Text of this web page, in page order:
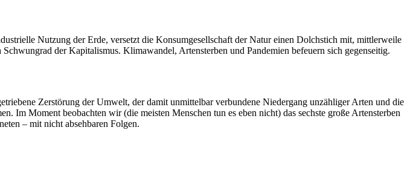
Nutzung der Erde, versetzt die Konsumgesellschaft der Natur einen Dolchstich mit, mittlerweile
der Kapitalismus. Klimawandel, Artensterben und Pandemien befeuern sich gegenseitig.
Zerstörung der Umwelt, der damit unmittelbar verbundene Niedergang unzähliger Arten und die
Im Moment beobachten wir (die meisten Menschen tun es eben nicht) das sechste große Artensterben
– mit nicht absehbaren Folgen.